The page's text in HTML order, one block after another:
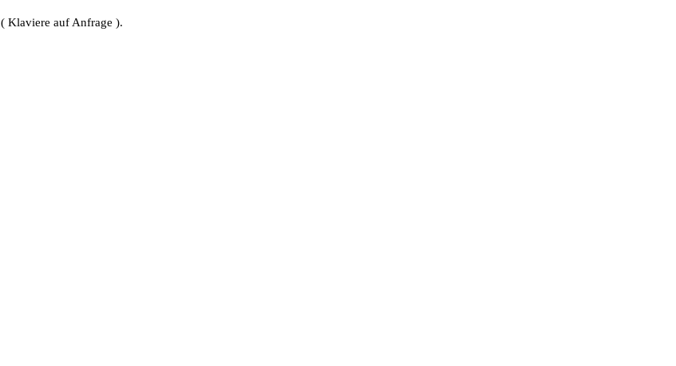
( Klaviere auf Anfrage ).